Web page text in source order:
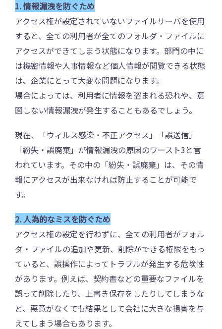
1. 情報漏洩を防ぐため
アクセス権が設定されていないファイルサーバを使用
すると、全ての利用者が全てのフォルダ・ファイルに
アクセスができてしまう状態になります。部門の中に
は機密情報や人事情報など個人情報が閲覧できる状態
は、企業にとって大変な問題になります。
場合によっては、利用者に情報を盗まれる恐れや、意
図しない情報漏洩が発生することもあるでしょう。
現在、「ウィルス感染・不正アクセス」「誤送信」
「紛失・誤廃棄」が情報漏洩の原因のワースト3と言
われています。その中の「紛失・誤廃棄」は、その情
報にアクセスが出来なければ防止することが可能で
す。
2. 人為的なミスを防ぐため
アクセス権の設定を行わずに、全ての利用者がフォル
ダ・ファイルの追加や更新、削除ができる権限をもっ
ていると、誤操作によってトラブルが発生する危険性
があります。例えば、契約書などの重要なファイルを
誤って削除したり、上書き保存をしたりしてしまうな
ど、悪意がなくても結果として会社に大きな損害を与
えてしまう場合もあります。